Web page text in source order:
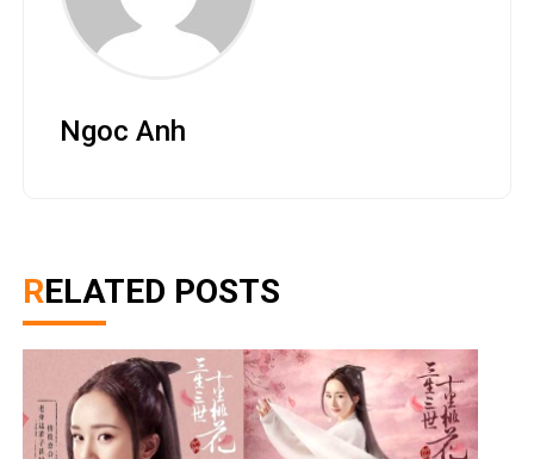
Ngoc Anh
RELATED POSTS